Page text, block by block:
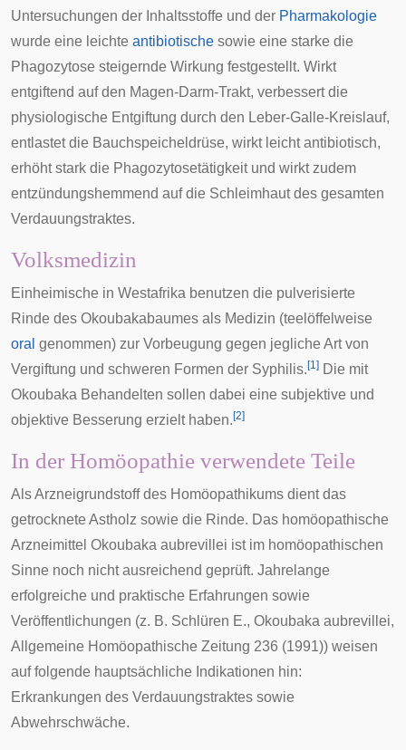
Untersuchungen der Inhaltsstoffe und der Pharmakologie
wurde eine leichte antibiotische sowie eine starke die
Phagozytose steigernde Wirkung festgestellt. Wirkt
entgiftend auf den Magen-Darm-Trakt, verbessert die
physiologische Entgiftung durch den Leber-Galle-Kreislauf,
entlastet die Bauchspeicheldrüse, wirkt leicht antibiotisch,
erhöht stark die Phagozytosetätigkeit und wirkt zudem
entzündungshemmend auf die Schleimhaut des gesamten
Verdauungstraktes.
Volksmedizin
Einheimische in Westafrika benutzen die pulverisierte
Rinde des Okoubakabaumes als Medizin (teelöffelweise
oral genommen) zur Vorbeugung gegen jegliche Art von
Vergiftung und schweren Formen der Syphilis. [1] Die mit
Okoubaka Behandelten sollen dabei eine subjektive und
objektive Besserung erzielt haben. [2]
In der Homöopathie verwendete Teile
Als Arzneigrundstoff des Homöopathikums dient das
getrocknete Astholz sowie die Rinde. Das homöopathische
Arzneimittel Okoubaka aubrevillei ist im homöopathischen
Sinne noch nicht ausreichend geprüft. Jahrelange
erfolgreiche und praktische Erfahrungen sowie
Veröffentlichungen (z. B. Schlüren E., Okoubaka aubrevillei,
Allgemeine Homöopathische Zeitung 236 (1991)) weisen
auf folgende hauptsächliche Indikationen hin:
Erkrankungen des Verdauungstraktes sowie
Abwehrschwäche.